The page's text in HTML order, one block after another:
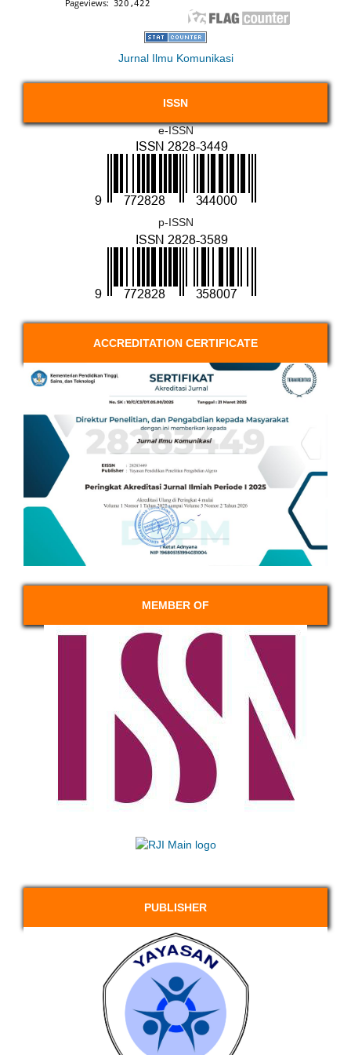
Jurnal Ilmu Komunikasi
ISSN
e-ISSN
p-ISSN
ACCREDITATION CERTIFICATE
MEMBER OF
PUBLISHER